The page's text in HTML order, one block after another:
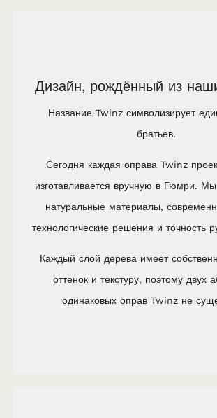
Дизайн, рождённый из
Название Twinz символизирует
братьев.
Сегодня каждая оправа Twinz
изготавливается вручную в Гюмри.
натуральные материалы,
технологические решения и точность
Каждый слой дерева имеет
оттенок и текстуру, поэтому двух
одинаковых оправ Twinz не